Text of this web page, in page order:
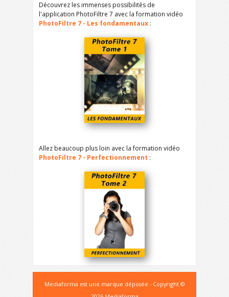
Découvrez les immenses possibilités de
l'application PhotoFiltre 7 avec la formation vidéo
PhotoFiltre 7 - Les fondamentaux :
Allez beaucoup plus loin avec la formation vidéo
PhotoFiltre 7 - Perfectionnement :
Mediaforma est une marque déposée - Copyright ©